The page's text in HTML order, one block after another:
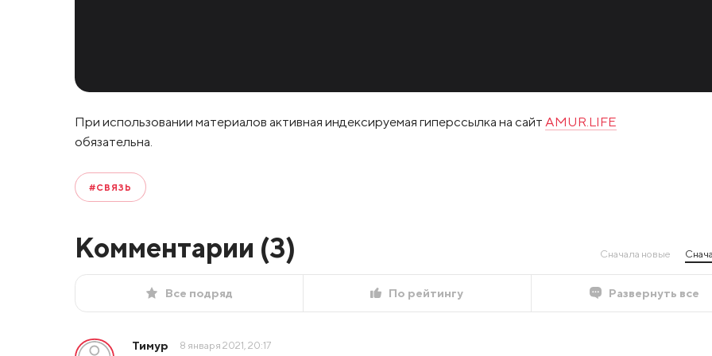
При использовании материалов активная индексируемая гиперссылка на сайт AMUR.LIFE
обязательна.
#СВЯЗЬ
Комментарии (3) Сначала новые
Все подряд По рейтингу Развернуть все
Тимур 8 января 2021, 20:17